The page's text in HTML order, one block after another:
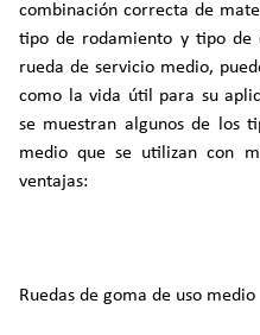
combinación correcta de
tipo de rodamiento y tipo de
rueda de servicio medio,
como la vida útil para su
se muestran algunos de los
medio que se utilizan con
ventajas:
Ruedas de goma de uso medio